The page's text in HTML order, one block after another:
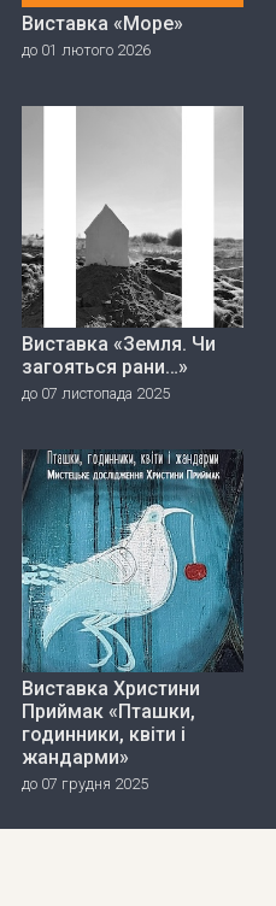
Виставка «Море»
до 01 лютого 2026
Виставка «Земля. Чи
загояться рани…»
до 07 листопада 2025
Виставка Христини
Приймак «Пташки,
годинники, квіти і
жандарми»
до 07 грудня 2025